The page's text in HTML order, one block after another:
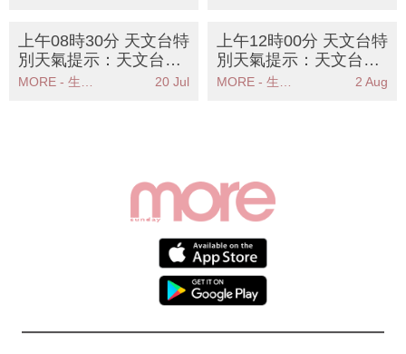
上午08時30分 天文台特
別天氣提示：天文台發
出強陣風警告市民應儘
20 Jul
上午12時00分 天文台特
別天氣提示：天文台預
警本港今日有狂風雷暴
2 Aug